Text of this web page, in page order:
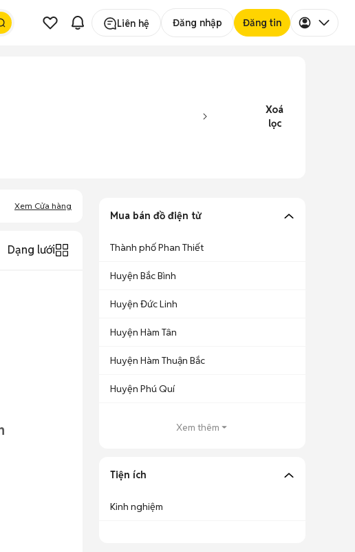
Liên hệ Đăng nhập Đăng tin
Xoá
lọc
Xem Cửa hàng
Dạng lưới
Mua bán đồ điện tử
Thành phố Phan Thiết
Huyện Bắc Bình
Huyện Đức Linh
Huyện Hàm Tân
Huyện Hàm Thuận Bắc
Huyện Phú Quí
Xem thêm
Tiện ích
Kinh nghiệm